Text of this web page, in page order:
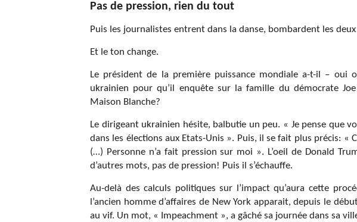
Pas de pression, rien du tout
Puis les journalistes entrent dans la danse, bombardent les
Et le ton change.
Le président de la première puissance mondiale a-t-il – oui
ukrainien pour qu’il enquête sur la famille du démocrate
Maison Blanche?
Le dirigeant ukrainien hésite, balbutie un peu. « Je pense que
dans les élections aux Etats-Unis ». Puis, il se fait plus précis: «
(…) Personne n’a fait pression sur moi ». L’oeil de Donald
d’autres mots, pas de pression! Puis il s’échauffe.
Au-delà des calculs politiques sur l’impact qu’aura cette
l’ancien homme d’affaires de New York apparait, depuis le
au vif. Un mot, « Impeachment », a gâché sa journée dans sa